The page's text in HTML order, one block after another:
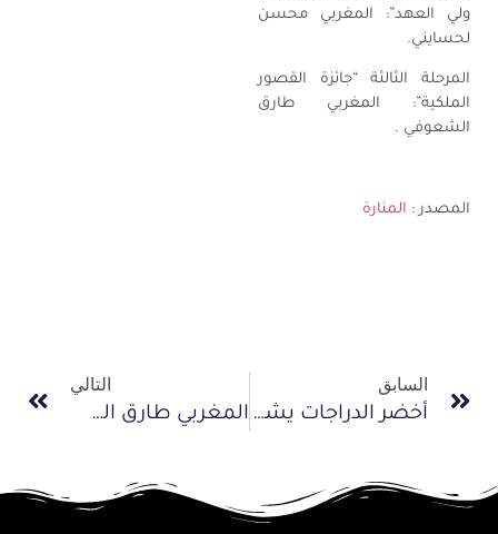
ولي العهد”: المغربي محسن
لحسايني.
المرحلة الثالثة “جائزة القصور
الملكية”: المغربي طارق
الشعوفي .
المصدر : المنارة
السابق
أخضر الدراجات يشارك في سباق المغرب الدولي
التالي
المغربي طارق الشعوفي يفوز بالمرحلة الثالثة والأخيرة”جائزة القصور الملكية”